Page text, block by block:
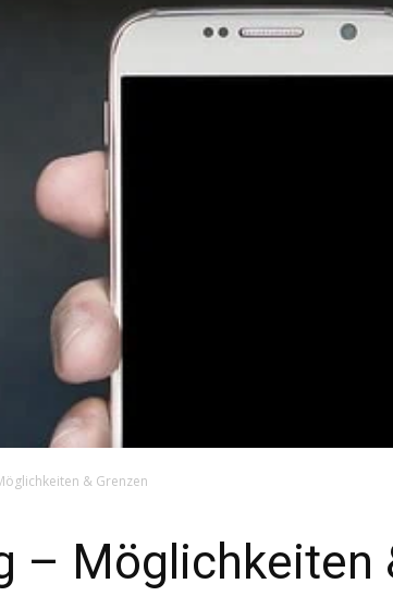
& Grenzen
– Möglichkeiten